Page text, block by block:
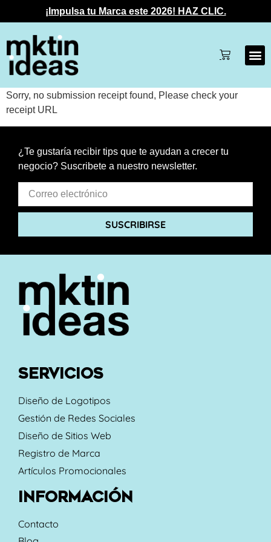
¡Impulsa tu Marca este 2026! HAZ CLIC.
Sorry, no submission receipt found, Please check your
receipt URL
¿Te gustaría recibir tips que te ayudan a crecer tu
negocio? Suscribete a nuestro newsletter.
SUSCRIBIRSE
SERVICIOS
Diseño de Logotipos
Gestión de Redes Sociales
Diseño de Sitios Web
Registro de Marca
Artículos Promocionales
INFORMACIÓN
Contacto